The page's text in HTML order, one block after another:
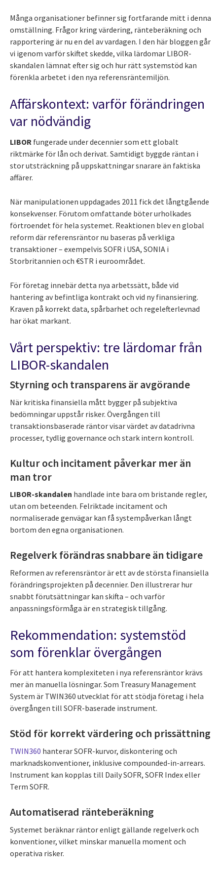
Många organisationer befinner sig fortfarande mitt i denna
omställning. Frågor kring värdering, ränteberäkning och
rapportering är nu en del av vardagen. I den här bloggen går
vi igenom varför skiftet skedde, vilka lärdomar LIBOR-
skandalen lämnat efter sig och hur rätt systemstöd kan
förenkla arbetet i den nya referensräntemiljön.
Affärskontext: varför förändringen
var nödvändig
LIBOR fungerade under decennier som ett globalt
riktmärke för lån och derivat. Samtidigt byggde räntan i
stor utsträckning på uppskattningar snarare än faktiska
affärer.
När manipulationen uppdagades 2011 fick det långtgående
konsekvenser. Förutom omfattande böter urholkades
förtroendet för hela systemet. Reaktionen blev en global
reform där referensräntor nu baseras på verkliga
transaktioner – exempelvis SOFR i USA, SONIA i
Storbritannien och €STR i euroområdet.
För företag innebär detta nya arbetssätt, både vid
hantering av befintliga kontrakt och vid ny finansiering.
Kraven på korrekt data, spårbarhet och regelefterlevnad
har ökat markant.
Vårt perspektiv: tre lärdomar från
LIBOR-skandalen
Styrning och transparens är avgörande
När kritiska finansiella mått bygger på subjektiva
bedömningar uppstår risker. Övergången till
transaktionsbaserade räntor visar värdet av datadrivna
processer, tydlig governance och stark intern kontroll.
Kultur och incitament påverkar mer än
man tror
LIBOR-skandalen handlade inte bara om bristande regler,
utan om beteenden. Felriktade incitament och
normaliserade genvägar kan få systempåverkan långt
bortom den egna organisationen.
Regelverk förändras snabbare än tidigare
Reformen av referensräntor är ett av de största finansiella
förändringsprojekten på decennier. Den illustrerar hur
snabbt förutsättningar kan skifta – och varför
anpassningsförmåga är en strategisk tillgång.
Rekommendation: systemstöd
som förenklar övergången
För att hantera komplexiteten i nya referensräntor krävs
mer än manuella lösningar. Som Treasury Management
System är TWIN360 utvecklat för att stödja företag i hela
övergången till SOFR-baserade instrument.
Stöd för korrekt värdering och prissättning
TWIN360 hanterar SOFR-kurvor, diskontering och
marknadskonventioner, inklusive compounded-in-arrears.
Instrument kan kopplas till Daily SOFR, SOFR Index eller
Term SOFR.
Automatiserad ränteberäkning
Systemet beräknar räntor enligt gällande regelverk och
konventioner, vilket minskar manuella moment och
operativa risker.